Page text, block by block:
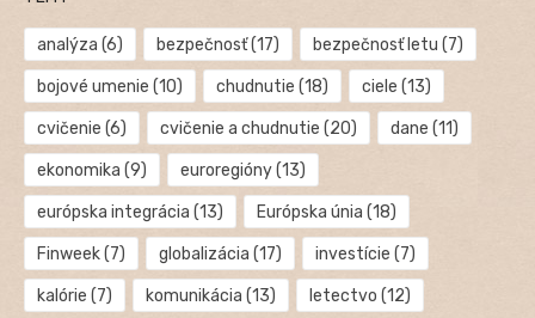
analýza (6) bezpečnosť(17) bezpečnosť letu (7)
bojové umenie (10) chudnutie (18) ciele (13)
cvičenie (6) cvičenie a chudnutie (20) dane (11)
ekonomika (9) euroregióny(13)
európska integrácia (13) Európska únia (18)
Finweek(7) globalizácia (17) investície (7)
kalórie (7) komunikácia (13) letectvo (12)